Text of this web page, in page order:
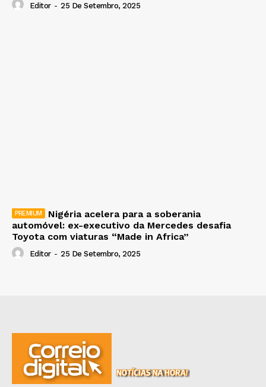
Editor - 25 De Setembro, 2025
Nigéria acelera para a soberania
automóvel: ex-executivo da Mercedes desafia
Toyota com viaturas “Made in Africa”
Editor - 25 De Setembro, 2025